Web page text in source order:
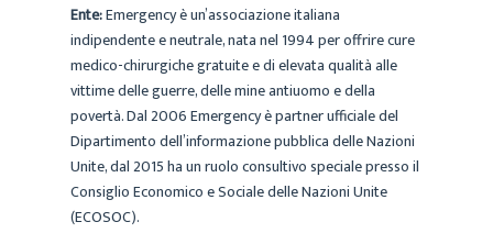
Ente:Emergency è un’associazione italiana
indipendente e neutrale, nata nel 1994 per offrire cure
medico-chirurgiche gratuite e di elevata qualità alle
vittime delle guerre, delle mine antiuomo e della
povertà. Dal 2006 Emergency è partner ufficiale del
Dipartimento dell’informazione pubblica delle Nazioni
Unite, dal 2015 ha un ruolo consultivo speciale presso il
Consiglio Economico e Sociale delle Nazioni Unite
(ECOSOC).